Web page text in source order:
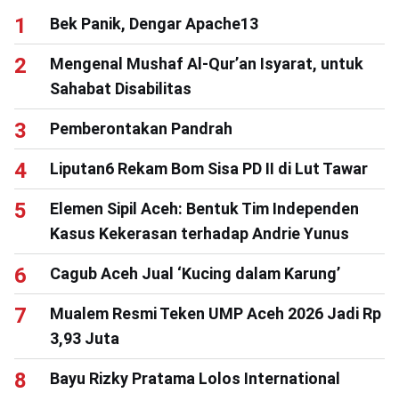
Bek Panik, Dengar Apache13
Mengenal Mushaf Al-Qur’an Isyarat, untuk
Sahabat Disabilitas
Pemberontakan Pandrah
Liputan6 Rekam Bom Sisa PD II di Lut Tawar
Elemen Sipil Aceh: Bentuk Tim Independen
Kasus Kekerasan terhadap Andrie Yunus
Cagub Aceh Jual ‘Kucing dalam Karung’
Mualem Resmi Teken UMP Aceh 2026 Jadi Rp
3,93 Juta
Bayu Rizky Pratama Lolos International